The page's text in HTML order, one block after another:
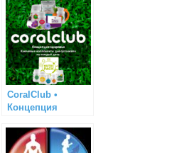
CoralClub •
Концепция